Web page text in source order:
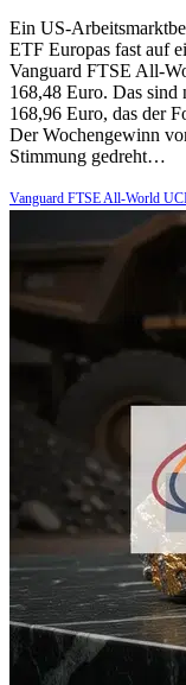
Ein US-
ETF Europas fast auf
Vanguard FTSE All-
168,48 Euro. Das sind
168,96 Euro, das der
Der Wochengewinn
Stimmung gedreht…
Vanguard FTSE All-World